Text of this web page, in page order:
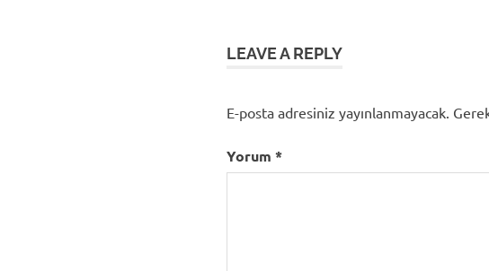
LEAVE A REPLY
E-posta adresiniz yayınlanmayacak.
Yorum *